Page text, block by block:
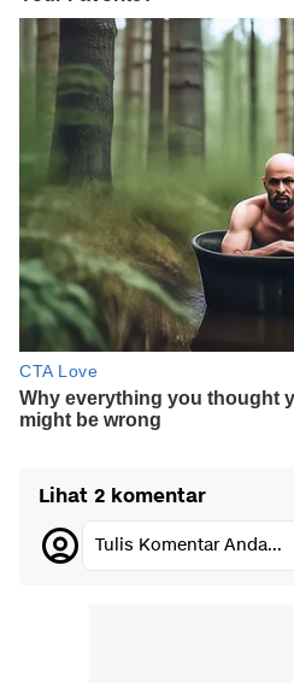
Lihat 2 komentar
Tulis Komentar Anda...